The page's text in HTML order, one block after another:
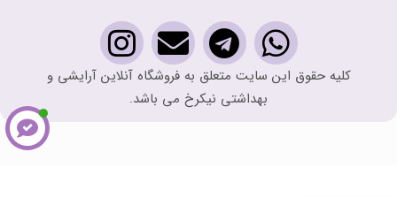
کلیه حقوق این سایت متعلق به فروشگاه آنلاین آرایشی و
بهداشتی نیکرخ می باشد.